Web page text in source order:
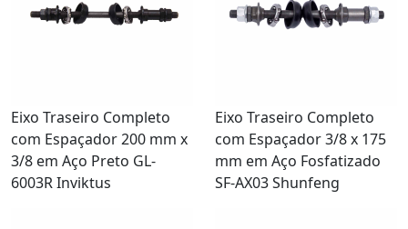
Eixo Traseiro Completo
com Espaçador 200 mm x
3/8 em Aço Preto GL-
6003R Inviktus
Eixo Traseiro Completo
com Espaçador 3/8 x 175
mm em Aço Fosfatizado
SF-AX03 Shunfeng